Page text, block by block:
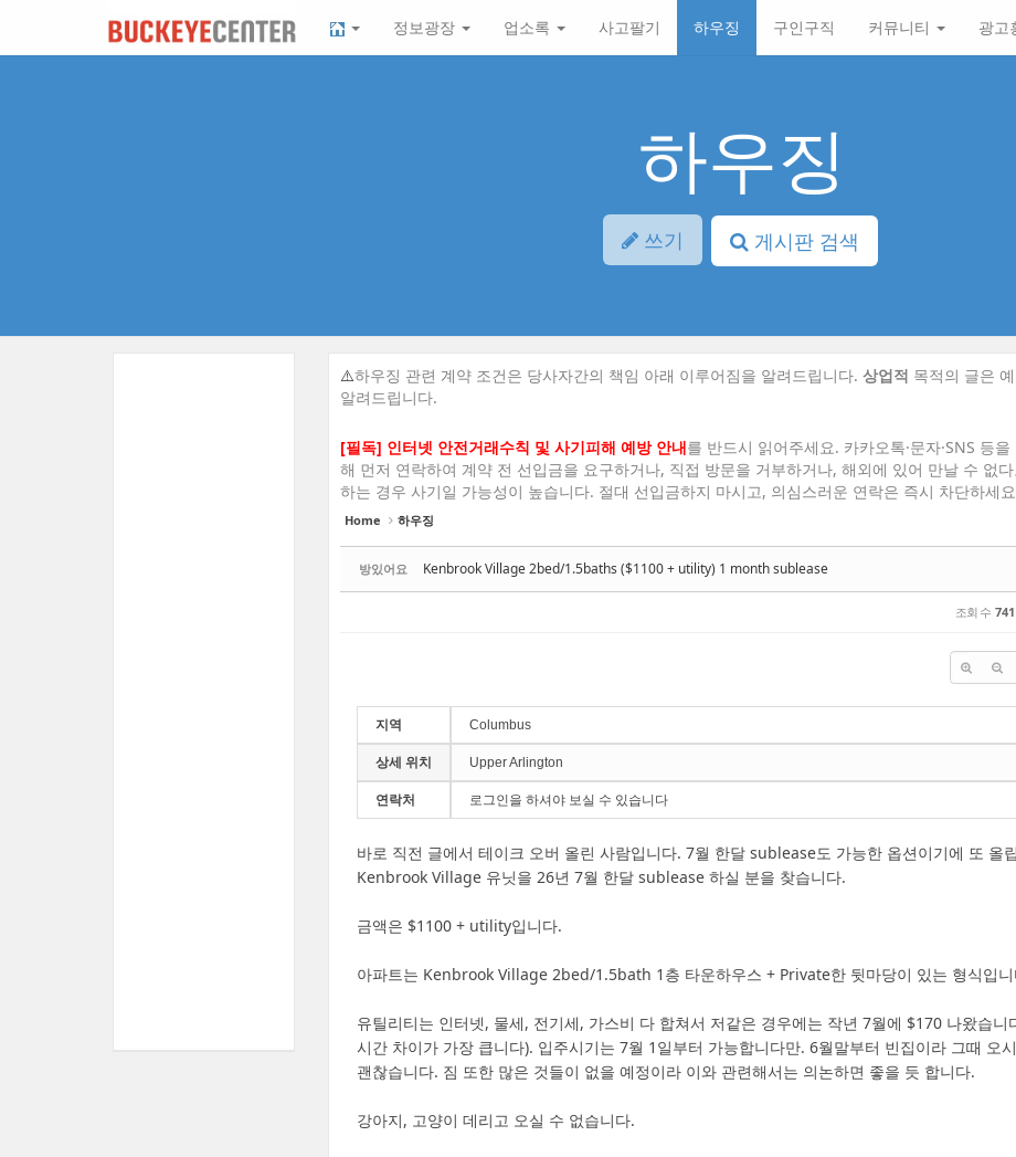
바
뉴
토
정보광장 업소록 사고팔기 하우징 구인구직 커뮤니티 광고
하우징
쓰기 게시판 검색
⚠️하우징 관련 계약 조건은 당사자간의 책임 아래 이루어짐을 알려드립니다. 상업적 목적의 글은
알려드립니다.
[필독] 인터넷 안전거래수칙 및 사기피해 예방 안내를 반드시 읽어주세요. 카카오톡·문자·SNS 등을
해 먼저 연락하여 계약 전 선입금을 요구하거나, 직접 방문을 거부하거나, 해외에 있어 만날 수 없
하는 경우 사기일 가능성이 높습니다. 절대 선입금하지 마시고, 의심스러운 연락은 즉시 차단하세
Home 하우징
방있어요 Kenbrook Village 2bed/1.5baths ($1100 + utility) 1 month sublease
조회 수 741
지역 Columbus
상세 위치 Upper Arlington
연락처 로그인을 하셔야 보실 수 있습니다
바로 직전 글에서 테이크 오버 올린 사람입니다. 7월 한달 sublease도 가능한 옵션이기에 또 올
Kenbrook Village 유닛을 26년 7월 한달 sublease 하실 분을 찾습니다.
금액은 $1100 + utility입니다.
아파트는 Kenbrook Village 2bed/1.5bath 1층 타운하우스 + Private한 뒷마당이 있는 형식입니
유틸리티는 인터넷, 물세, 전기세, 가스비 다 합쳐서 저같은 경우에는 작년 7월에 $170 나왔습니
시간 차이가 가장 큽니다). 입주시기는 7월 1일부터 가능합니다만. 6월말부터 빈집이라 그때 오
괜찮습니다. 짐 또한 많은 것들이 없을 예정이라 이와 관련해서는 의논하면 좋을 듯 합니다.
강아지, 고양이 데리고 오실 수 없습니다.